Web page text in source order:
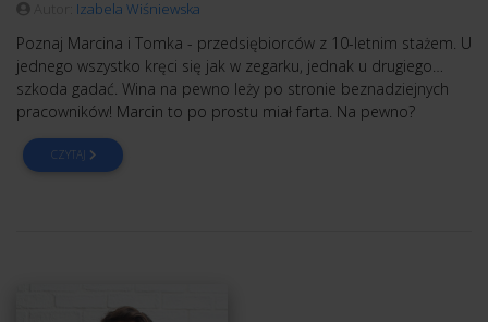
Izabela Wiśniewska
Poznaj Marcina i Tomka - przedsiębiorców z 10-letnim stażem. U
jednego wszystko kręci się jak w zegarku, jednak u drugiego…
szkoda gadać. Wina na pewno leży po stronie beznadziejnych
pracowników! Marcin to po prostu miał farta. Na pewno?
CZYTAJ